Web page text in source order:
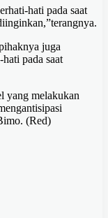
hati pada saat
juga
pada saat
yang melakukan
(Red)